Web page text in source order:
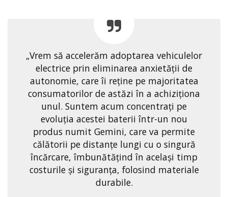
„Vrem să accelerăm adoptarea vehiculelor
electrice prin eliminarea anxietății de
autonomie, care îi reține pe majoritatea
consumatorilor de astăzi în a achiziționa
unul. Suntem acum concentrați pe
evoluția acestei baterii într-un nou
produs numit Gemini, care va permite
călătorii pe distanțe lungi cu o singură
încărcare, îmbunătățind în același timp
costurile și siguranța, folosind materiale
durabile.